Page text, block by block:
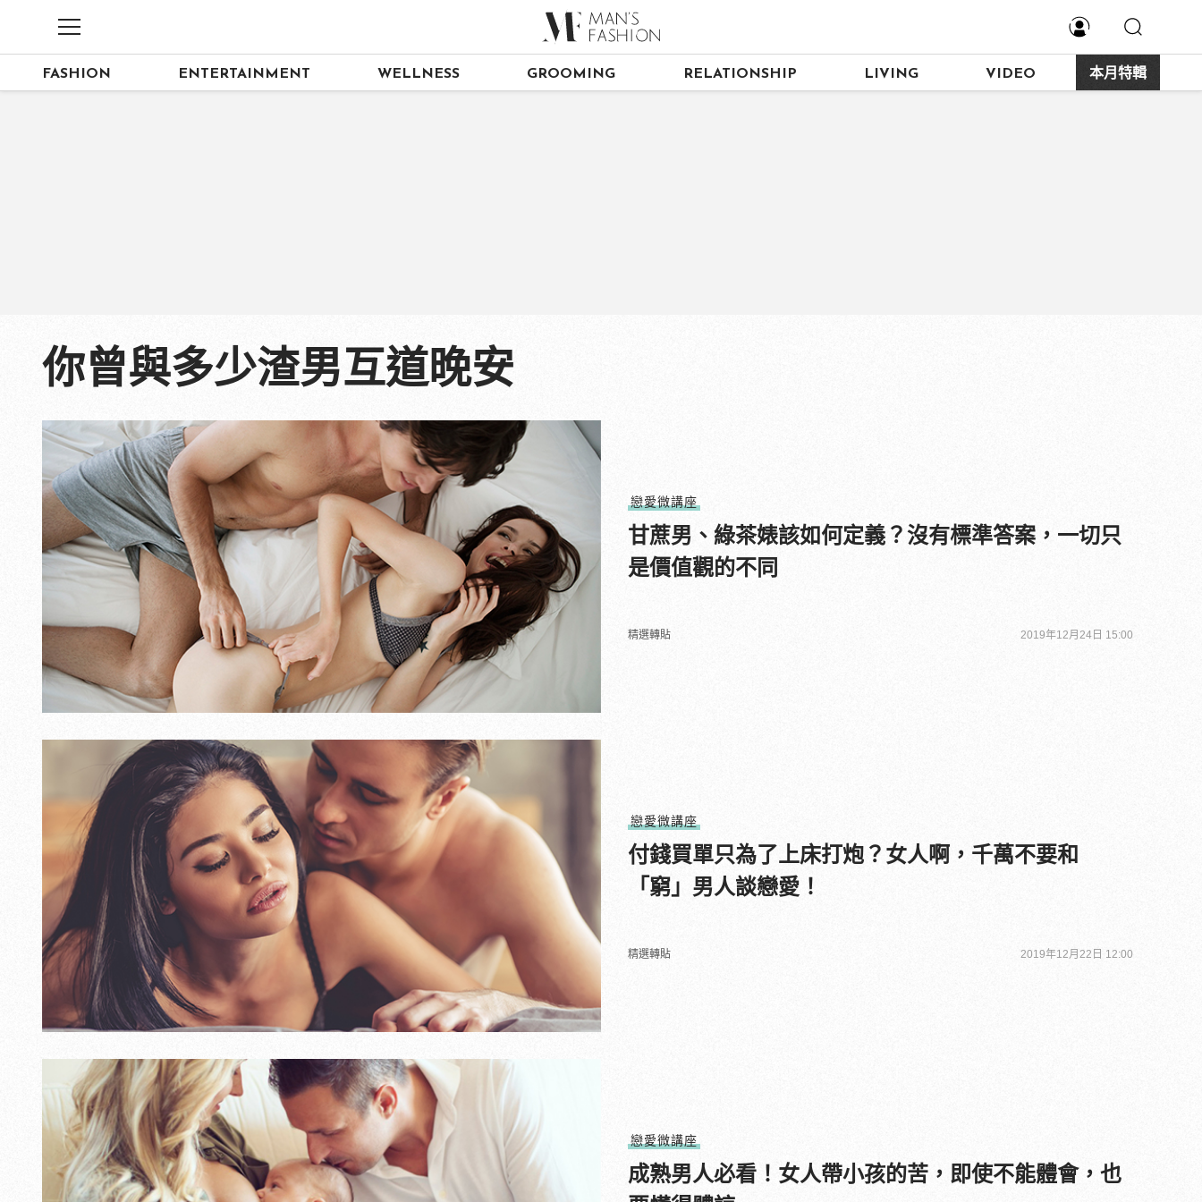
FASHION ENTERTAINMENT WELLNESS GROOMING RELATIONSHIP LIVING VIDEO 本月特輯
你曾與多少渣男互道晚安
戀愛微講座
甘蔗男、綠茶婊該如何定義？沒有標準答案，一切只
是價值觀的不同
精選轉貼 2019年12月24日 15:00
戀愛微講座
付錢買單只為了上床打炮？女人啊，千萬不要和
「窮」男人談戀愛！
精選轉貼 2019年12月22日 12:00
戀愛微講座
成熟男人必看！女人帶小孩的苦，即使不能體會，也